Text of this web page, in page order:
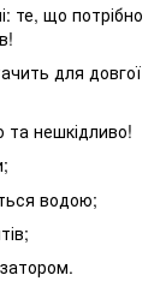
те, що потрібно
для довгої
та нешкідливо!
водою;